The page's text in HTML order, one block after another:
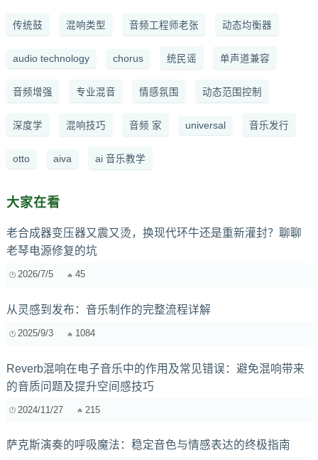
传统鼓 混响类型 音频工程师老张 动态均衡器
audio technology chorus 统民谣 单声道兼容
音频增强 专业混音 情感氛围 动态范围控制
深度学 混响技巧 音频 家 universal 音乐发行
otto aiva ai 音乐教学
大家在看
老合成器变压器又震又烫，换现代环牛还是重新灌封？聊聊
老琴电源修复的坑
2026/7/5 45
从灵感到发布：音乐制作的完整流程详解
2025/9/3 1084
Reverb混响在电子音乐中的作用及常见错误：避免混响带来
的音质问题及提升空间感技巧
2024/11/27 215
萨克斯演奏的呼吸魔法：稳定音色与情感表达的终极指南